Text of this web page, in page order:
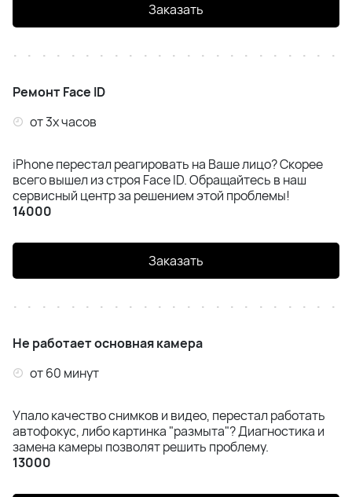
Заказать
Ремонт Face ID
от 3х часов
iPhone перестал реагировать на Ваше лицо? Скорее
всего вышел из строя Face ID. Обращайтесь в наш
сервисный центр за решением этой проблемы!
14000
Заказать
Не работает основная камера
от 60 минут
Упало качество снимков и видео, перестал работать
автофокус, либо картинка "размыта"? Диагностика и
замена камеры позволят решить проблему.
13000